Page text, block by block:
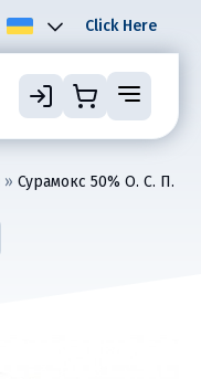
Click Here
» Сурамокс 50% О. С. П.